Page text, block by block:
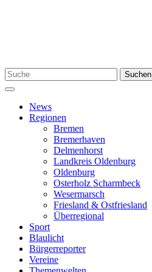
Suchen
nach:
Suchen
Menü
News
Regionen
Bremen
Bremerhaven
Delmenhorst
Landkreis Oldenburg
Oldenburg
Osterholz Scharmbeck
Wesermarsch
Friesland & Ostfriesland
Überregional
Sport
Blaulicht
Bürgerreporter
Vereine